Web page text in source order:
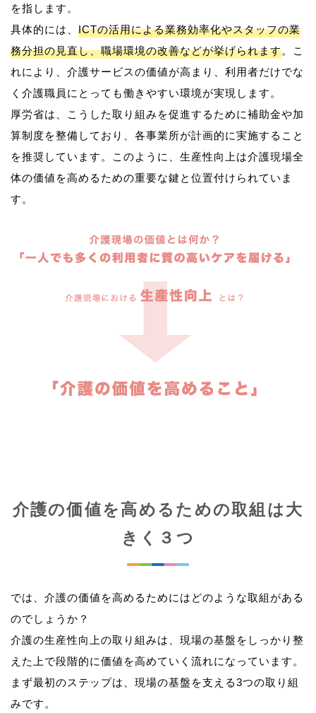
を指します。
具体的には、 ICTの活用による業務効率化やスタッフの業
務分担の見直し、職場環境の改善などが挙げられます。こ
れにより、介護サービスの価値が高まり、利用者だけでな
く介護職員にとっても働きやすい環境が実現します。
厚労省は、こうした取り組みを促進するために補助金や加
算制度を整備しており、各事業所が計画的に実施すること
を推奨しています。このように、生産性向上は介護現場全
体の価値を高めるための重要な鍵と位置付けられていま
介護の価値を高めるための取組は大
きく３つ
では、介護の価値を高めるためにはどのような取組がある
のでしょうか？
介護の生産性向上の取り組みは、現場の基盤をしっかり整
えた上で段階的に価値を高めていく流れになっています。
まず最初のステップは、現場の基盤を支える3つの取り組